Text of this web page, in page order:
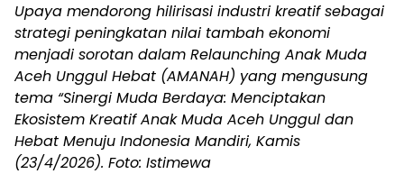
Upaya mendorong hilirisasi industri kreatif sebagai
strategi peningkatan nilai tambah ekonomi
menjadi sorotan dalam Relaunching Anak Muda
Aceh Unggul Hebat (AMANAH) yang mengusung
tema “Sinergi Muda Berdaya: Menciptakan
Ekosistem Kreatif Anak Muda Aceh Unggul dan
Hebat Menuju Indonesia Mandiri, Kamis
(23/4/2026). Foto: Istimewa